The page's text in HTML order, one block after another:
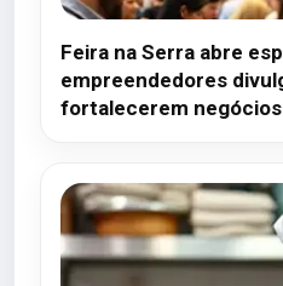
Feira na Serra abre
empreendedores
fortalecerem negócios